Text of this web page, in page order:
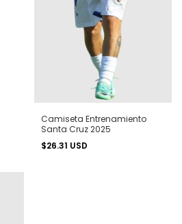
Camiseta Entrenamiento
Santa Cruz 2025
$26.31 USD